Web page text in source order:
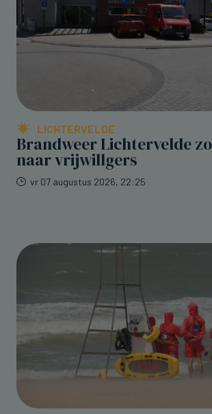
LICHTERVELDE
Brandweer Lichtervelde
naar vrijwillgers
vr 07 augustus 2026, 22:25